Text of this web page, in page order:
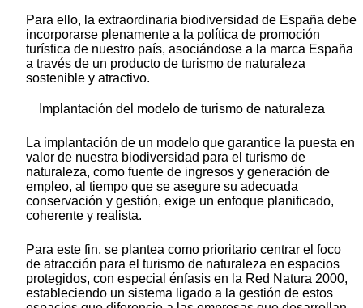
Para ello, la extraordinaria biodiversidad de España debe
incorporarse plenamente a la política de promoción
turística de nuestro país, asociándose a la marca España
a través de un producto de turismo de naturaleza
sostenible y atractivo.
Implantación del modelo de turismo de naturaleza
La implantación de un modelo que garantice la puesta en
valor de nuestra biodiversidad para el turismo de
naturaleza, como fuente de ingresos y generación de
empleo, al tiempo que se asegure su adecuada
conservación y gestión, exige un enfoque planificado,
coherente y realista.
Para este fin, se plantea como prioritario centrar el foco
de atracción para el turismo de naturaleza en espacios
protegidos, con especial énfasis en la Red Natura 2000,
estableciendo un sistema ligado a la gestión de estos